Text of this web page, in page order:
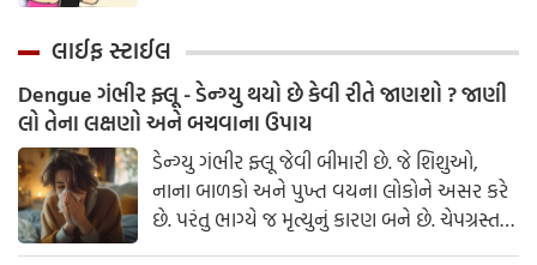
લાઈફ સ્ટાઈલ
Dengue ગંભીર ફ્લૂ - ડેન્ગ્યુ થયો છે કેવી રીતે જાણશો ? જાણી
લો તેના લક્ષણો અને બચવાના ઉપાય
ડેન્ગ્યુ ગંભીર ફ્લૂ જેવી બીમારી છે. જે શિશુઓ,
નાના બાળકો અને પુખ્ત વયના લોકોને અસર કરે
છે. પરંતુ ભાગ્યે જ મૃત્યુનું કારણ બને છે. ચેપગ્રસ્ત
મચ્છરના ડંખ પછી 4-10 દિવસના ઇન્ક્યુબેશન